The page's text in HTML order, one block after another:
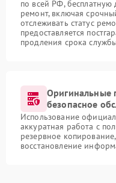
по всей РФ, бесплатную
ремонт, включая
отслеживать статус
предоставляется
продления срока
Оригинальные
безопасное
Использование
аккуратная работа с
резервное
восстановление